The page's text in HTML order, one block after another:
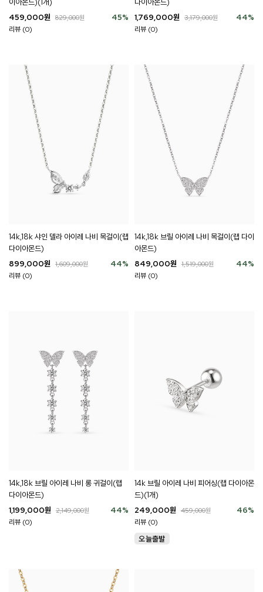
이아몬드)(1개)
45%
459,000원 829,000원
리뷰 (0)
다이아몬드)
44%
1,769,000원 3,179,000원
리뷰 (0)
14k,18k 샤인 델라 아이레 나비 목걸이(랩
다이아몬드)
44%
899,000원 1,609,000원
리뷰 (0)
14k,18k 브릴 아이레 나비 목걸이(랩 다이
아몬드)
44%
849,000원 1,519,000원
리뷰 (0)
14k,18k 브릴 아이레 나비 롱 귀걸이(랩
다이아몬드)
44%
1,199,000원 2,149,000원
리뷰 (0)
14k 브릴 아이레 나비 피어싱(랩 다이아몬
드)(1개)
46%
249,000원 459,000원
리뷰 (0)